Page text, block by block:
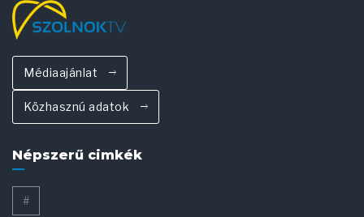
Médiaajánlat
Közhasznú adatok
Népszerű cimkék
#